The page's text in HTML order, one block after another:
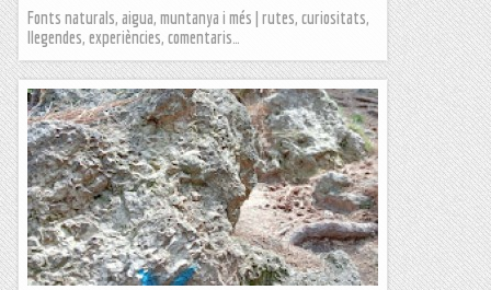
Fonts naturals, aigua, muntanya i més | rutes, curiositats,
llegendes, experiències, comentaris…